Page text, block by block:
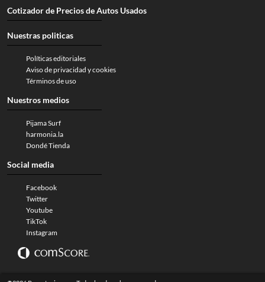
Cotizador de Precios de Autos Usados
Nuestras politicas
Políticas editoriales
Aviso de privacidad y cookies
Términos de uso
Nuestros medios
Pijama Surf
harmonia.la
Dondé Tienda
Social media
Facebook
Twitter
Youtube
TikTok
Instagram